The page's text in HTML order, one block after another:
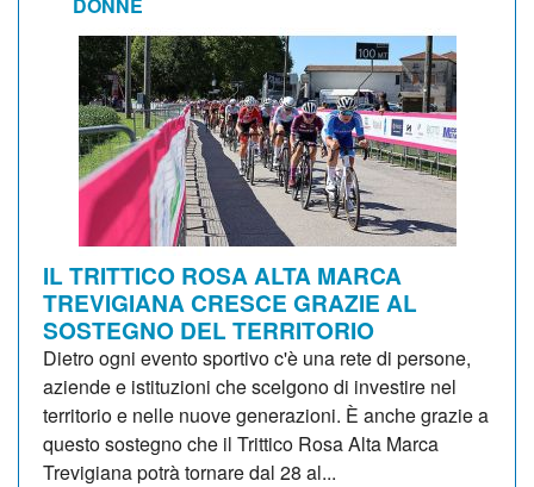
IL TRITTICO ROSA ALTA MARCA
TREVIGIANA CRESCE GRAZIE AL
SOSTEGNO DEL TERRITORIO
Dietro ogni evento sportivo c'è una rete di persone,
aziende e istituzioni che scelgono di investire nel
territorio e nelle nuove generazioni. È anche grazie a
questo sostegno che il Trittico Rosa Alta Marca
Trevigiana potrà tornare dal 28 al...